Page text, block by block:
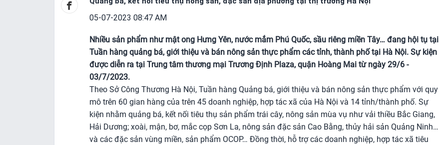
05-07-2023 08:47 AM
Nhiều sản phẩm như mật ong Hưng Yên, nước mắm Phú Quốc, sầu riêng miền Tây… đang hội tụ tại
Tuần hàng quảng bá, giới thiệu và bán nông sản thực phẩm các tỉnh, thành phố tại Hà Nội. Sự kiện
được diễn ra tại Trung tâm thương mại Trương Định Plaza, quận Hoàng Mai từ ngày 29/6 -
03/7/2023.
Theo Sở Công Thương Hà Nội, Tuần hàng Quảng bá, giới thiệu và bán nông sản thực phẩm với quy
mô trên 60 gian hàng của trên 45 doanh nghiệp, hợp tác xã của Hà Nội và 14 tỉnh/thành phố. Sự
kiện nhằm quảng bá, kết nối tiêu thụ sản phẩm trái cây, nông sản mùa vụ như vải thiều Bắc Giang,
Hải Dương; xoài, mận, bơ, mắc cọp Sơn La, nông sản đặc sản Cao Bằng, thủy hải sản Quảng Ninh…
và các đặc sản vùng miền, sản phẩm OCOP… Đồng thời, hỗ trợ các doanh nghiệp, hợp tác xã tiêu